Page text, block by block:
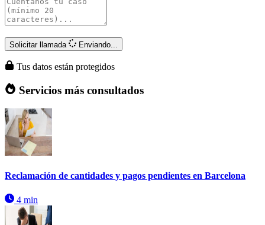
Solicitar llamada Enviando...
Tus datos están protegidos
Servicios más consultados
Reclamación de cantidades y pagos pendientes en Barcelona
4 min